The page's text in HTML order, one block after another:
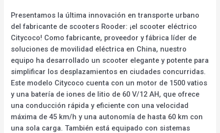
Presentamos la última innovación en transporte urbano
del fabricante de scooters Rooder: ¡el scooter eléctrico
Citycoco! Como fabricante, proveedor y fábrica líder de
soluciones de movilidad eléctrica en China, nuestro
equipo ha desarrollado un scooter elegante y potente para
simplificar los desplazamientos en ciudades concurridas.
Este modelo Citycoco cuenta con un motor de 1500 vatios
y una batería de iones de litio de 60 V/12 AH, que ofrece
una conducción rápida y eficiente con una velocidad
máxima de 45 km/h y una autonomía de hasta 60 km con
una sola carga. También está equipado con sistemas